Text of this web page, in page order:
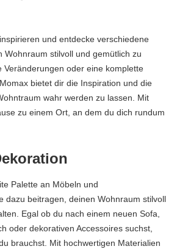
und entdecke verschiedene
Wohnraum stilvoll und gemütlich zu
Veränderungen oder eine komplette
bietet dir die Inspiration und die
wahr werden zu lassen. Mit
zu einem Ort, an dem du dich rundum
Palette an Möbeln und
dazu beitragen, deinen Wohnraum stilvoll
Egal ob du nach einem neuen Sofa,
oder dekorativen Accessoires suchst,
brauchst. Mit hochwertigen Materialien